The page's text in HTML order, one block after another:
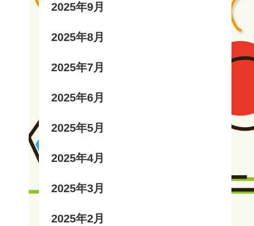
2025年9月
2025年8月
2025年7月
2025年6月
2025年5月
2025年4月
2025年3月
2025年2月